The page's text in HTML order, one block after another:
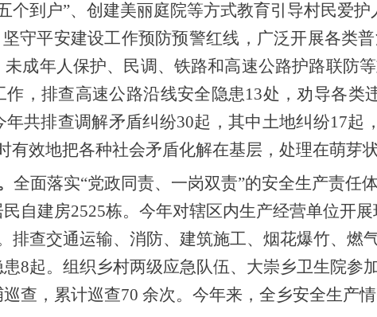
个到户”、创建美丽庭院等方式教育引导村民爱护
坚守平安建设工作预防预警红线，广泛开展各类
成年人保护、民调、铁路和高速公路护路联防
，排查高速公路沿线安全隐患13处，劝导各类
年共排查调解矛盾纠纷30起，其中土地纠纷17起
有效地把各种社会矛盾化解在基层，处理在萌芽
全面落实“党政同责、一岗双责”的安全生产责任
自建房2525栋。今年对辖区内生产经营单位开
排查交通运输、消防、建筑施工、烟花爆竹、燃
8起。组织乡村两级应急队伍、大崇乡卫生院参
查，累计巡查70 余次。今年来，全乡安全生产